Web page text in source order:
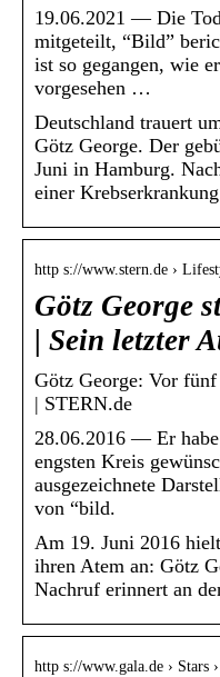
19.06.2021 — Die
mitgeteilt, “Bild”
ist so gegangen, wie
vorgesehen …
Deutschland trauert
Götz George. Der
Juni in Hamburg.
einer
http s://www.stern.de ›
Götz George
| Sein letzter
Götz George: Vor fünf
| STERN.de
28.06.2016 — Er
engsten Kreis
ausgezeichnete
von “bild.
Am 19. Juni 2016
ihren Atem an: Götz
Nachruf erinnert an
http s://www.gala.de › Stars